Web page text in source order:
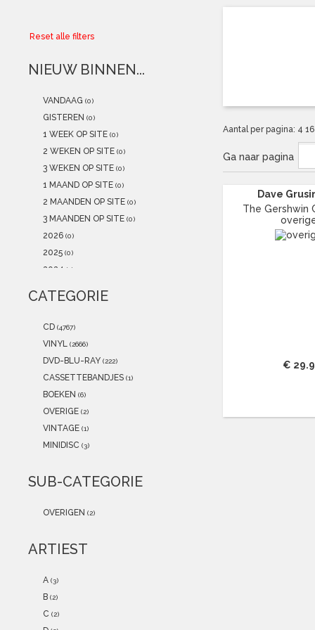
Kadobonnen
POSTERS(NEW)
Alle artikelen
Reset alle filters
NIEUW BINNEN...
VANDAAG (0)
GISTEREN (0)
1 WEEK OP SITE (0)
2 WEKEN OP SITE (0)
3 WEKEN OP SITE (0)
1 MAAND OP SITE (0)
2 MAANDEN OP SITE (0)
3 MAANDEN OP SITE (0)
2026 (0)
2025 (0)
2024 (1)
2022 (0)
CATEGORIE
CD (4767)
VINYL (2666)
DVD-BLU-RAY (222)
CASSETTEBANDJES (1)
BOEKEN (6)
OVERIGE (2)
VINTAGE (1)
MINIDISC (3)
SUB-CATEGORIE
OVERIGEN (2)
ARTIEST
A (3)
B (2)
C (2)
Aantal per pagina: 4 16
Ga naar pagina
Dave
The Gershwin
€